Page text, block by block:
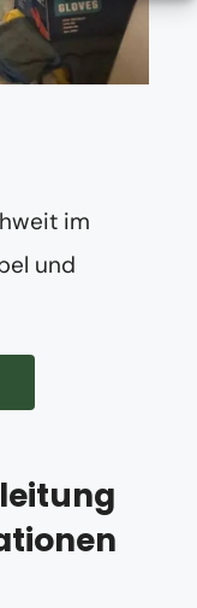
im
und